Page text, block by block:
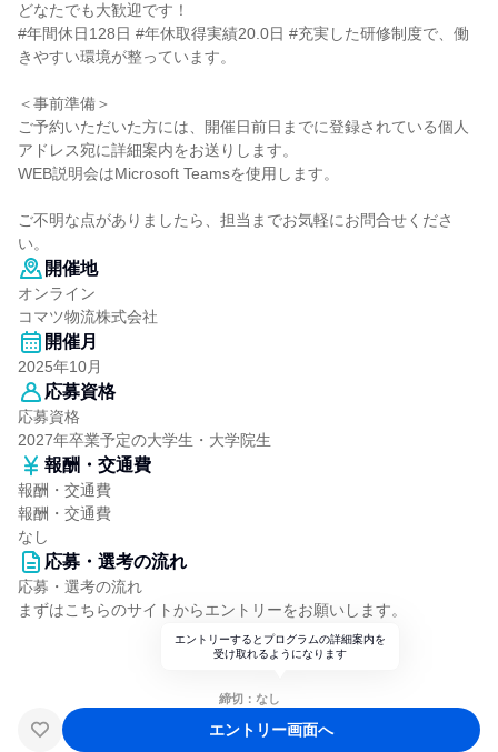
どなたでも大歓迎です！
#年間休日128日 #年休取得実績20.0日 #充実した研修制度で、働
きやすい環境が整っています。
＜事前準備＞
ご予約いただいた方には、開催日前日までに登録されている個人
アドレス宛に詳細案内をお送りします。
WEB説明会はMicrosoft Teamsを使用します。
ご不明な点がありましたら、担当までお気軽にお問合せくださ
い。
開催地
オンライン
コマツ物流株式会社
開催月
2025年10月
応募資格
応募資格
2027年卒業予定の大学生・大学院生
報酬・交通費
報酬・交通費
報酬・交通費
なし
応募・選考の流れ
応募・選考の流れ
まずはこちらのサイトからエントリーをお願いします。
エントリーするとプログラムの詳細案内を
受け取れるようになります
締切：なし
エントリー画面へ